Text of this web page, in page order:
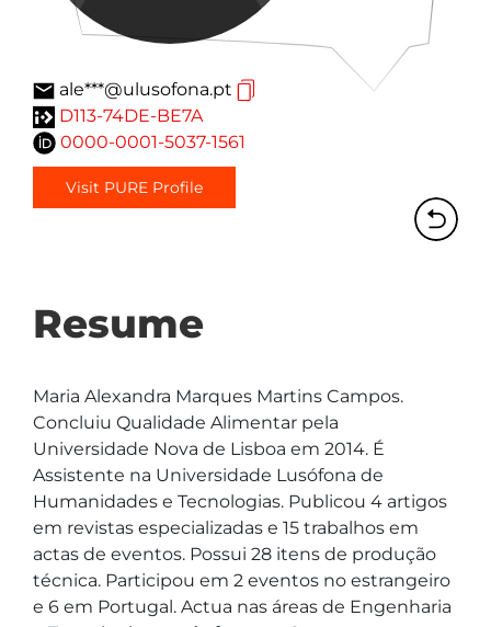
ale***@ulusofona.pt
D113-74DE-BE7A
0000-0001-5037-1561
Visit PURE Profile
Resume
Maria Alexandra Marques Martins Campos.
Concluiu Qualidade Alimentar pela
Universidade Nova de Lisboa em 2014. É
Assistente na Universidade Lusófona de
Humanidades e Tecnologias. Publicou 4 artigos
em revistas especializadas e 15 trabalhos em
actas de eventos. Possui 28 itens de produção
técnica. Participou em 2 eventos no estrangeiro
e 6 em Portugal. Actua nas áreas de Engenharia